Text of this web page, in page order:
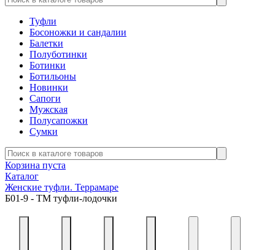
Туфли
Босоножки и сандалии
Балетки
Полуботинки
Ботинки
Ботильоны
Новинки
Сапоги
Мужская
Полусапожки
Сумки
Корзина пуста
Каталог
Женские туфли. Террамаре
Б01-9 - ТМ туфли-лодочки